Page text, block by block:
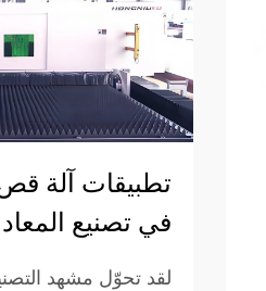
تطبيقات آلة قص
في تصنيع
لقد تحوّل مشهد